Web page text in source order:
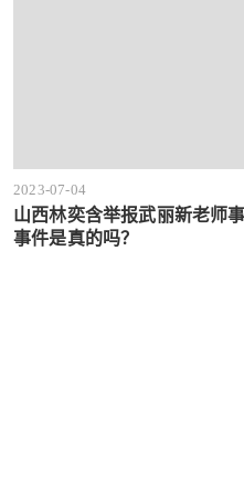
2023-07-04
山西林奕含举报武丽新老师
事件是真的吗？